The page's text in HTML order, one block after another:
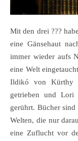
Mit den drei ???
eine Gänsehaut
immer wieder aufs
eine Welt
Ildikó von Kürthy
getrieben und Lori
gerührt. Bücher
Welten, die nur
eine Zuflucht vor